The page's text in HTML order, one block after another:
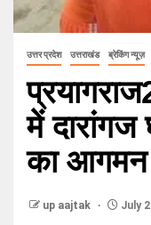
उत्तर प्रदेश उत्तराखंड ब्रेकिंग न्यूज़
में दारांगज
का
up aajtak July